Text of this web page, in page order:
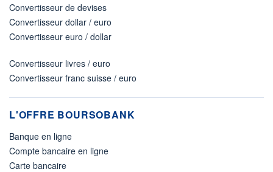
Convertisseur de devises
Convertisseur dollar / euro
Convertisseur euro / dollar
Convertisseur livres / euro
Convertisseur franc suisse / euro
L'OFFRE BOURSOBANK
Banque en ligne
Compte bancaire en ligne
Carte bancaire